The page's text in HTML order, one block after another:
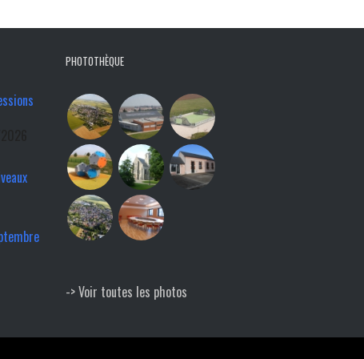
PHOTOTHÈQUE
-> Voir toutes les photos